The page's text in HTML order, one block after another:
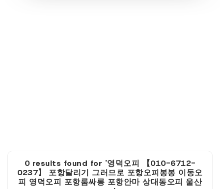
0 results found for '영덕오피 【010-6712-
0237】 포항달리기 그러므로 포항오피봉봉 이동오
피 영덕오피 포항룸싸롱 포항안마 상대동오피 울산